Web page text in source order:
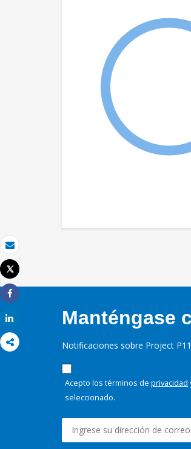
Correo electrónico
Imprimir
Tweet
Share
Manténgase
Notificaciones sobre Project
Acepto los términos de privacidad
seleccionado.